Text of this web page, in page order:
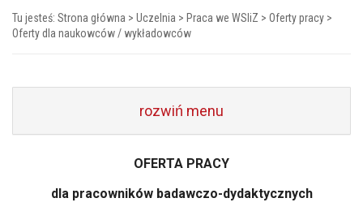
Tu jesteś: Strona główna > Uczelnia > Praca we WSIiZ > Oferty pracy >
Oferty dla naukowców / wykładowców
rozwiń menu
OFERTA PRACY
dla pracowników badawczo-dydaktycznych